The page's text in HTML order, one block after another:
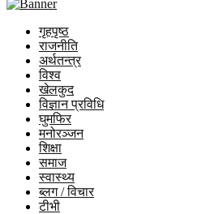
गृहपृष्ठ
राजनीति
अर्थतन्त्र
विश्व
खेलकुद
विज्ञान प्रविधि
घुमफिर
मनोरञ्जन
शिक्षा
समाज
स्वास्थ्य
ब्लग / विचार
टीभी